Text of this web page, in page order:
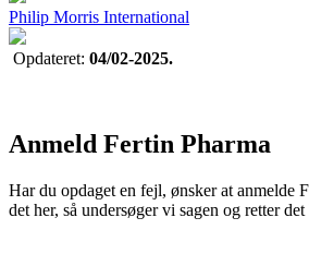
Philip Morris International
Opdateret: 04/02-2025.
Anmeld Fertin Pharma
Har du opdaget en fejl, ønsker at anmelde
det her, så undersøger vi sagen og retter